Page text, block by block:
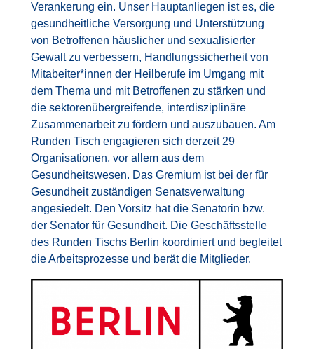
Verankerung ein. Unser Hauptanliegen ist es, die
gesundheitliche Versorgung und Unterstützung
von Betroffenen häuslicher und sexualisierter
Gewalt zu verbessern, Handlungssicherheit von
Mitabeiter*innen der Heilberufe im Umgang mit
dem Thema und mit Betroffenen zu stärken und
die sektorenübergreifende, interdisziplinäre
Zusammenarbeit zu fördern und auszubauen. Am
Runden Tisch engagieren sich derzeit 29
Organisationen, vor allem aus dem
Gesundheitswesen. Das Gremium ist bei der für
Gesundheit zuständigen Senatsverwaltung
angesiedelt. Den Vorsitz hat die Senatorin bzw.
der Senator für Gesundheit. Die Geschäftsstelle
des Runden Tischs Berlin koordiniert und begleitet
die Arbeitsprozesse und berät die Mitglieder.